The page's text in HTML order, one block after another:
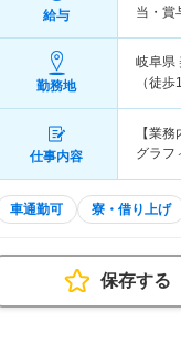
給与
当・賞
勤務地
岐阜県
（徒
仕事内容
【業
グラフ
車通勤可 寮・借り上げ
保存する